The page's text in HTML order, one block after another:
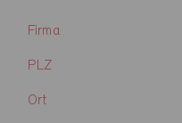
Firma
PLZ
Ort